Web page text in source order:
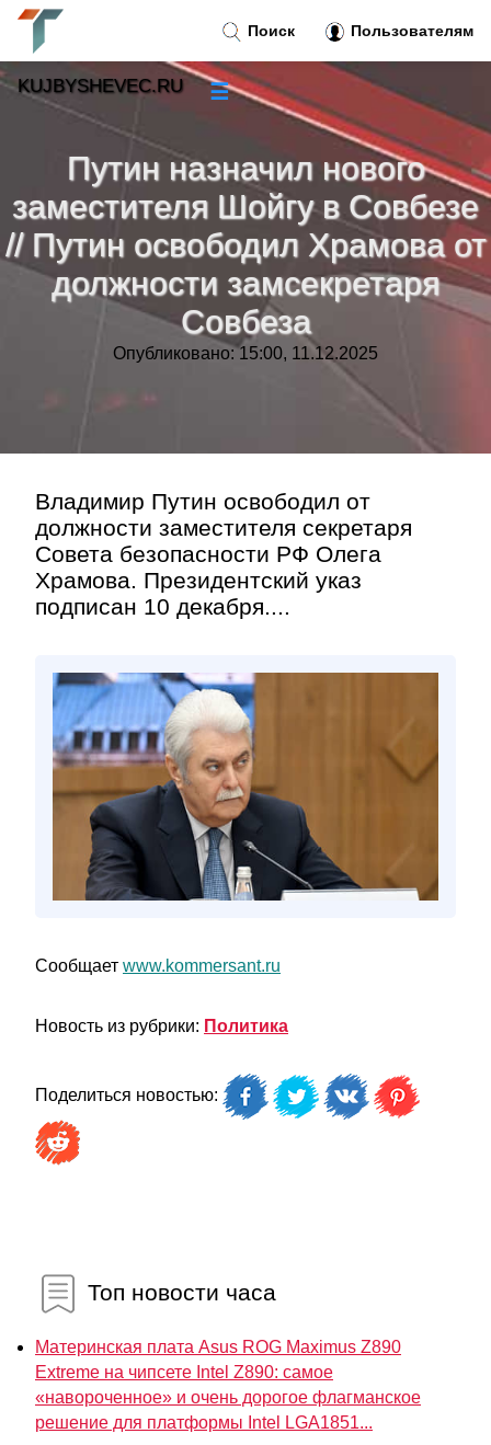
Путин назначил нового
заместителя Шойгу в Совбезе
// Путин освободил Храмова от
должности замсекретаря
Совбеза
Опубликовано: 15:00, 11.12.2025
Владимир Путин освободил от
должности заместителя секретаря
Совета безопасности РФ Олега
Храмова. Президентский указ
подписан 10 декабря....
Сообщает www.kommersant.ru
Новость из рубрики: Политика
Поделиться новостью:
Топ новости часа
Материнская плата Asus ROG Maximus Z890
Extreme на чипсете Intel Z890: самое
«навороченное» и очень дорогое флагманское
решение для платформы Intel LGA1851...
Поиск Пользователям
KUJBYSHEVEC.RU ☰
Новости
Тренды новостей»
Рубрики»